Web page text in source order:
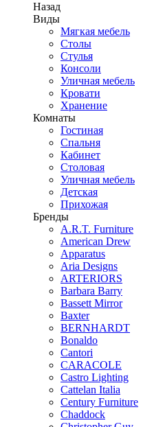
Назад
Виды
Мягкая мебель
Столы
Стулья
Консоли
Уличная мебель
Кровати
Хранение
Комнаты
Гостиная
Спальня
Кабинет
Столовая
Уличная мебель
Детская
Прихожая
Бренды
A.R.T. Furniture
American Drew
Apparatus
Aria Designs
ARTERIORS
Barbara Barry
Bassett Mirror
Baxter
BERNHARDT
Bonaldo
Cantori
CARACOLE
Castro Lighting
Cattelan Italia
Century Furniture
Chaddock